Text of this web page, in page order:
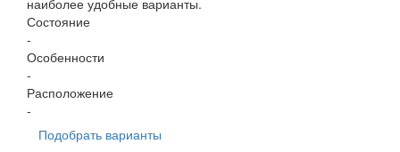
наиболее удобные варианты.
Состояние
-
Особенности
-
Расположение
-
Подобрать варианты